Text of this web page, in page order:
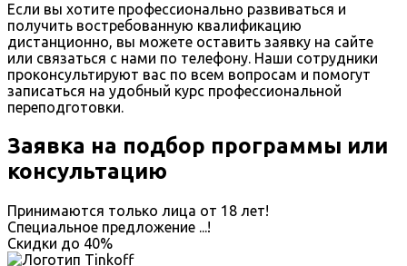
Если вы хотите профессионально развиваться и
получить востребованную квалификацию
дистанционно, вы можете оставить заявку на сайте
или связаться с нами по телефону. Наши сотрудники
проконсультируют вас по всем вопросам и помогут
записаться на удобный курс профессиональной
переподготовки.
Заявка на подбор программы или
консультацию
Принимаются только лица от 18 лет!
Специальное предложение ...!
Скидки до 40%